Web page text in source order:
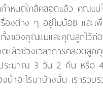
กำหนดใกล้คลอดแล้ว คุณแ
องต่าง ๆ อยู่ไม่น้อย และเ
ทั้งของคุณแม่และคุณลูกไว้ก่
ล้วช่วงเวลาการคลอดลูก
ประมาณ 3 วัน 2 คืน หรือ
นำอะไรมาบ้างนั้น เรารวบ